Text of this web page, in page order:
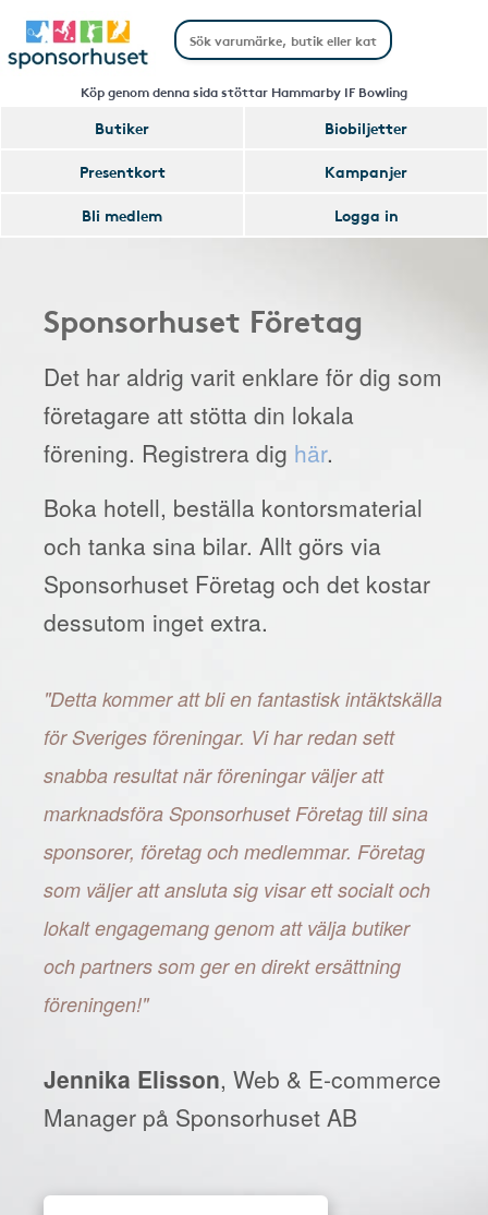
Köp genom denna sida stöttar Hammarby IF Bowling
Butiker
Biobiljetter
Presentkort
Kampanjer
Bli medlem
Logga in
Sponsorhuset Företag
Det har aldrig varit enklare för dig som
företagare att stötta din lokala
förening. Registrera dig här.
Boka hotell, beställa kontorsmaterial
och tanka sina bilar. Allt görs via
Sponsorhuset Företag och det kostar
dessutom inget extra.
"Detta kommer att bli en fantastisk intäktskälla
för Sveriges föreningar. Vi har redan sett
snabba resultat när föreningar väljer att
marknadsföra Sponsorhuset Företag till sina
sponsorer, företag och medlemmar. Företag
som väljer att ansluta sig visar ett socialt och
lokalt engagemang genom att välja butiker
och partners som ger en direkt ersättning
föreningen!"
Jennika Elisson, Web & E-commerce
Manager på Sponsorhuset AB